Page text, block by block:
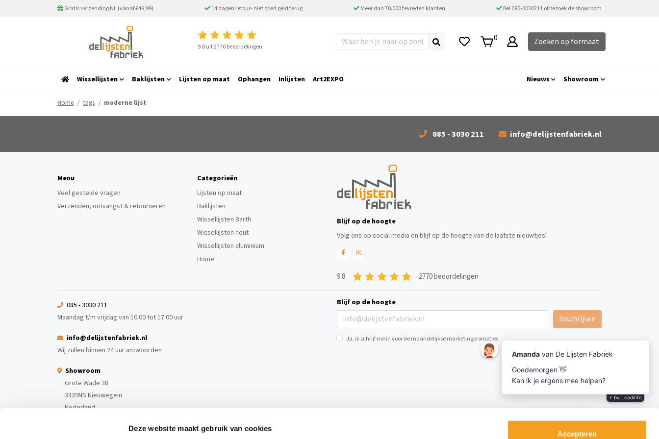
Deze website maakt gebruik van cookies
Accepteren
Gratis verzending NL (vanaf €49,99) 14 dagen retour- niet goed geld terug Meer dan 70.000 tevreden klanten Bel 085-3030211 of bezoek de showroom
9.8 uit 2770 beoordelingen
0 Zoeken op formaat
Wissellijsten Baklijsten Lijsten op maat Ophangen Inlijsten Art2EXPO Nieuws Showroom
Home tags moderne lijst
085 - 3030 211 info@delijstenfabriek.nl
Menu
Veel gestelde vragen
Verzenden, ontvangst & retourneren
Categorieën
Lijsten op maat
Baklijsten
Wissellijsten Barth
Wissellijsten hout
Wissellijsten aluminium
Home
Blijf op de hoogte
Volg ons op social media en blijf op de hoogte van de laatste nieuwtjes!
9.8 2770 beoordelingen
085 - 3030 211
Maandag t/m vrijdag van 10:00 tot 17:00 uur
info@delijstenfabriek.nl
Wij zullen binnen 24 uur antwoorden
Showroom
Grote Wade 38
3439NS Nieuwegein
Nederland
Blijf op de hoogte
Inschrijven
Ja, ik schrijf me in voor de maandelijkse marketingpromoties